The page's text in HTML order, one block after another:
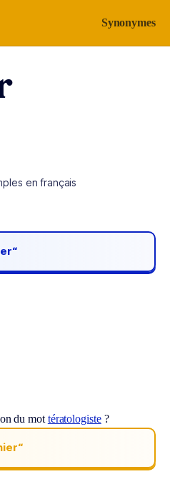
Synonymes
en français
du mot tératologiste?